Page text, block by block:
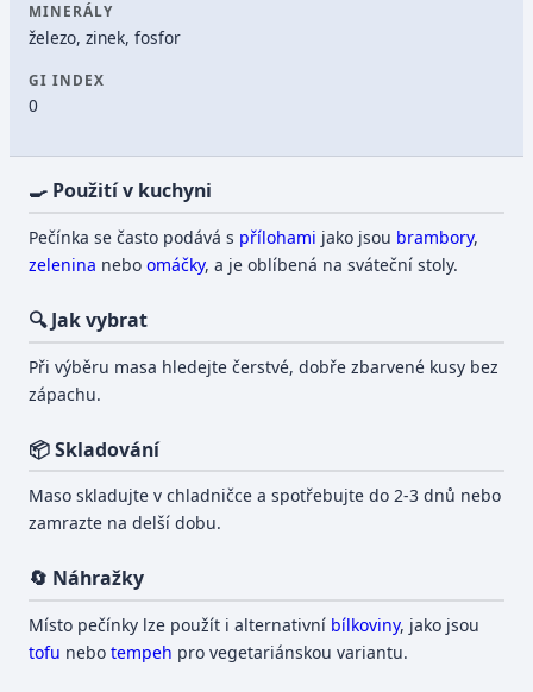
MINERÁLY
železo, zinek, fosfor
GI INDEX
0
🍳 Použití v kuchyni
Pečínka se často podává s přílohami jako jsou brambory,
zelenina neboomáčky, a je oblíbená na sváteční stoly.
🔍 Jak vybrat
Při výběru masa hledejte čerstvé, dobře zbarvené kusy bez
zápachu.
📦 Skladování
Maso skladujte v chladničce a spotřebujte do 2-3 dnů nebo
zamrazte na delší dobu.
🔄 Náhražky
Místo pečínky lze použít i alternativní bílkoviny, jako jsou
tofu nebotempeh pro vegetariánskou variantu.